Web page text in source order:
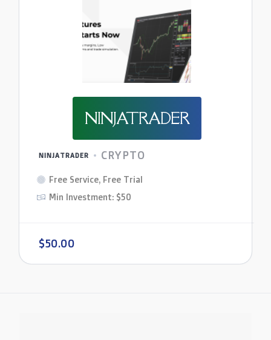
NINJATRADER
NINJATRADER CRYPTO
Free Service, Free Trial
Min Investment: $50
$50.00